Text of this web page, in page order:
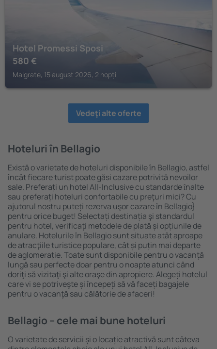
Hotel Promessi Sposi
580 €
Malgrate, 15 august 2026, 2 nopți
Vedeţi alte oferte
Hoteluri în Bellagio
Există o varietate de hoteluri disponibile în Bellagio, astfel
încât fiecare turist poate găsi cazare potrivită nevoilor
sale. Preferați un hotel All-Inclusive cu standarde ȋnalte
sau preferați hoteluri confortabile cu preţuri mici? Cu
ajutorul nostru puteți rezerva uşor cazare în Bellagio}
pentru orice buget! Selectați destinația şi standardul
pentru hotel, verificați metodele de plată și opțiunile de
anulare. Hotelurile în Bellagio sunt situate atât aproape
de atracţiile turistice populare, cât și puțin mai departe
de aglomerație. Toate sunt disponibile pentru o vacanță
lungă sau perfecte doar pentru o noapte atunci când
doriţi să vizitaţi şi alte oraşe din apropiere. Alegeți hotelul
care vi se potriveşte și începeți să vă faceți bagajele
pentru o vacanţă sau călătorie de afaceri!
Bellagio – cele mai bune hoteluri
O varietate de servicii și o locație atractivă sunt câteva